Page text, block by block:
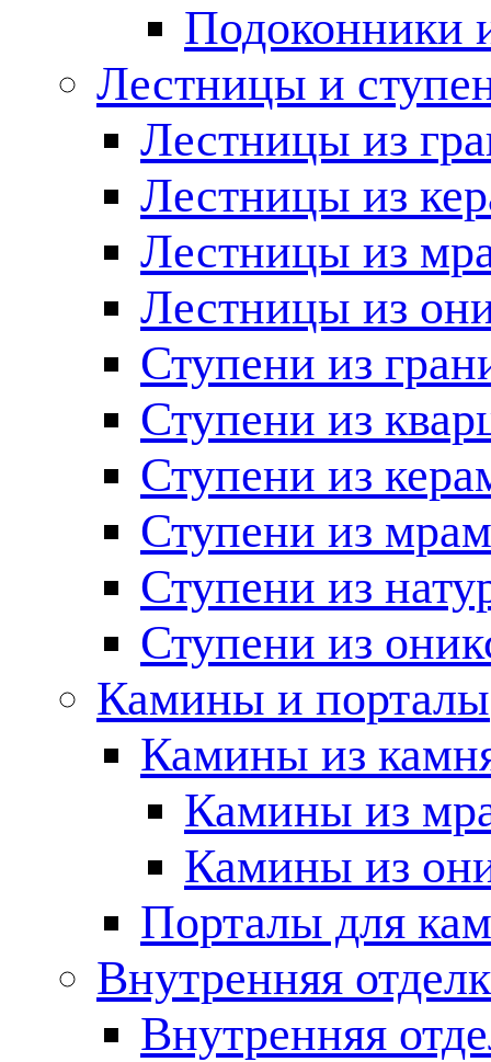
Подоконники
Лестницы и
Лестницы из
Лестницы из
Лестницы из
Лестницы из
Ступени из
Ступени из
Ступени из
Ступени из
Ступени из
Ступени из
Камины и порталы
Камины из
Камины из
Камины из
Порталы для
Внутренняя
Внутренняя